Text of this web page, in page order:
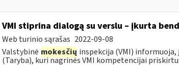
VMI stiprina dialogą su verslu – įkurta
Web turinio sąrašas 2022-09-08
Valstybinė mokesčių inspekcija (VMI)
(Taryba), kuri nagrinės VMI kompetencijai